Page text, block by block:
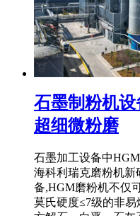
石墨制粉机设
超细微粉磨
石墨加工设备中
海科利瑞克磨粉机新
备,HGM磨粉机不仅
莫氏硬度≤7级的非